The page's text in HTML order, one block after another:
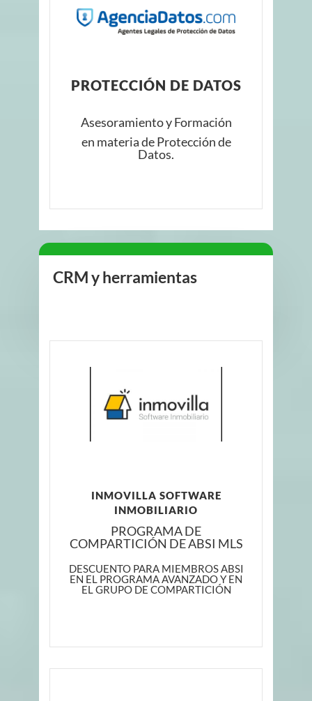
PROTECCIÓN DE DATOS
Asesoramiento y Formación
en materia de Protección de
Datos.
CRM y herramientas
INMOVILLA SOFTWARE
INMOBILIARIO
PROGRAMA DE
COMPARTICIÓN DE ABSI MLS
DESCUENTO PARA MIEMBROS ABSI
EN EL PROGRAMA AVANZADO Y EN
EL GRUPO DE COMPARTICIÓN